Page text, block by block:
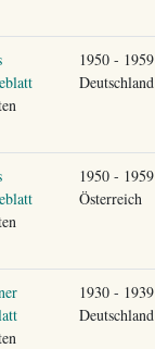
1950 - 1959
Deutschland
1950 - 1959
Österreich
1930 - 1939
Deutschland